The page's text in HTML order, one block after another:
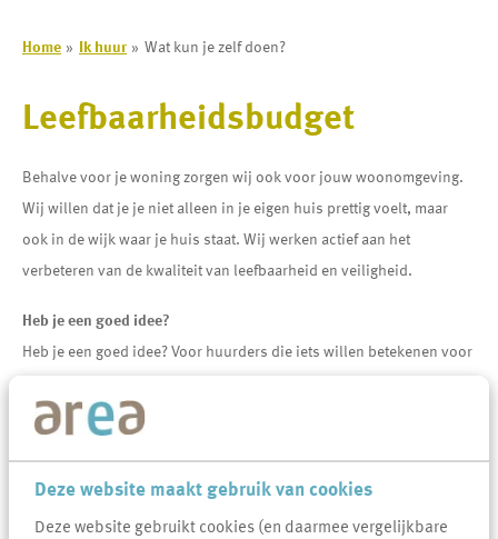
Deze website maakt gebruik van cookies
Deze website gebruikt cookies (en daarmee vergelijkbare
Home Ik huur Wat kun je zelf doen?
Leefbaarheidsbudget
Behalve voor je woning zorgen wij ook voor jouw woonomgeving.
Wij willen dat je je niet alleen in je eigen huis prettig voelt, maar
ook in de wijk waar je huis staat. Wij werken actief aan het
verbeteren van de kwaliteit van leefbaarheid en veiligheid.
Heb je een goed idee?
Heb je een goed idee? Voor huurders die iets willen betekenen voor
beschikbaar.
van jouw buurt? Dan lezen wij graag jouw idee .